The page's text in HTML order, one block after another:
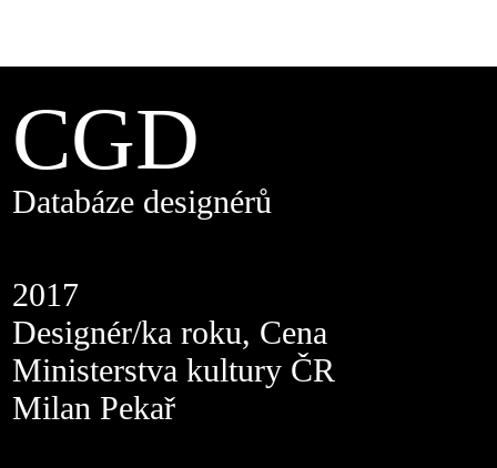
CGD
Databáze designérů
2017
Designér/ka roku, Cena
Ministerstva kultury ČR
Milan Pekař